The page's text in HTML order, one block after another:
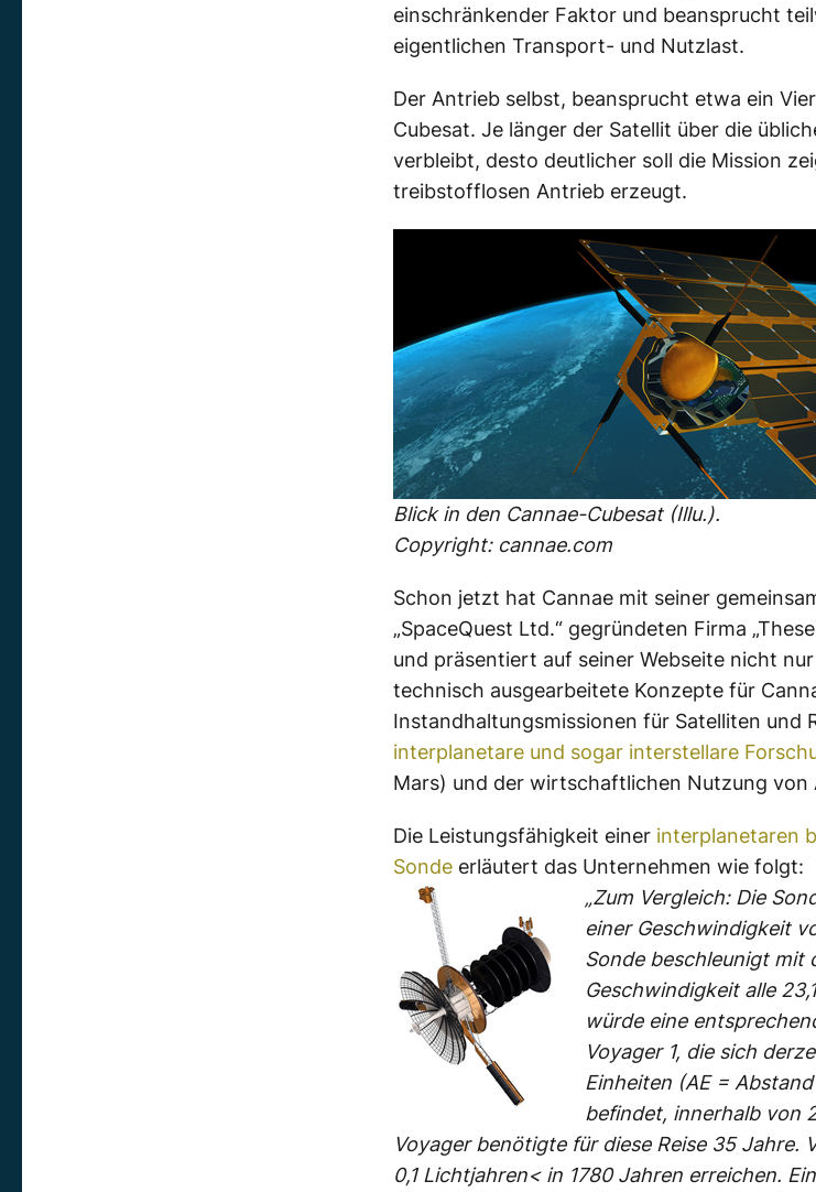
einschränkender Faktor und beansprucht
eigentlichen Transport- und Nutzlast.
Der Antrieb selbst, beansprucht etwa ein
Cubesat. Je länger der Satellit über die
verbleibt, desto deutlicher soll die Mission
treibstofflosen Antrieb erzeugt.
Blick in den Cannae-Cubesat (Illu.).
Copyright: cannae.com
Schon jetzt hat Cannae mit seiner
„SpaceQuest Ltd.“ gegründeten Firma
und präsentiert auf seiner Webseite nicht
technisch ausgearbeitete Konzepte für
Instandhaltungsmissionen für Satelliten und
interplanetare und sogar interstellare
Mars) und der wirtschaftlichen Nutzung von
Die Leistungsfähigkeit einer interplanetaren
Sonde erläutert das Unternehmen wie folgt:
„Zum Vergleich: Die
einer Geschwindigkeit
Sonde beschleunigt mit
Geschwindigkeit alle
würde eine
Voyager 1, die sich
Einheiten (AE =
befindet, innerhalb von
Voyager benötigte für diese Reise 35 Jahre.
0,1 Lichtjahren< in 1780 Jahren erreichen.